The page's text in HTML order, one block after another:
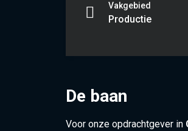
Vakgebied
Productie
De baan
Voor onze opdrachtgever in